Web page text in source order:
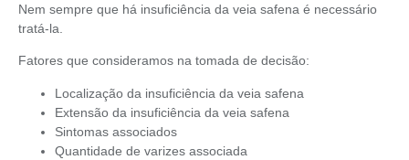
Nem sempre que há insuficiência da veia safena é necessário
tratá-la.
Fatores que consideramos na tomada de decisão:
Localização da insuficiência da veia safena
Extensão da insuficiência da veia safena
Sintomas associados
Quantidade de varizes associada